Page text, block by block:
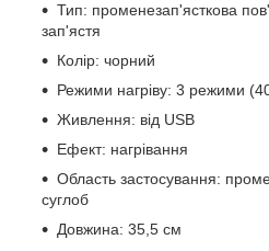
Тип: променезап'ясткова
зап'ястя
Колір: чорний
Режими нагріву: 3 режими
Живлення: від USB
Ефект: нагрівання
Область застосування:
суглоб
Довжина: 35,5 см